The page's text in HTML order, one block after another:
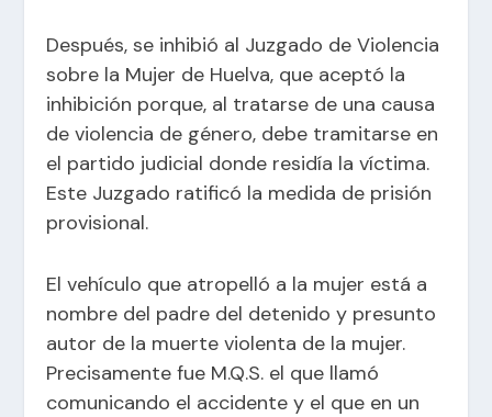
Después, se inhibió al Juzgado de Violencia
sobre la Mujer de Huelva, que aceptó la
inhibición porque, al tratarse de una causa
de violencia de género, debe tramitarse en
el partido judicial donde residía la víctima.
Este Juzgado ratificó la medida de prisión
provisional.
El vehículo que atropelló a la mujer está a
nombre del padre del detenido y presunto
autor de la muerte violenta de la mujer.
Precisamente fue M.Q.S. el que llamó
comunicando el accidente y el que en un